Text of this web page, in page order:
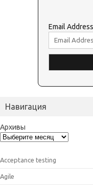
Email Address
Навигация
Архивы
Acceptance testing
Agile